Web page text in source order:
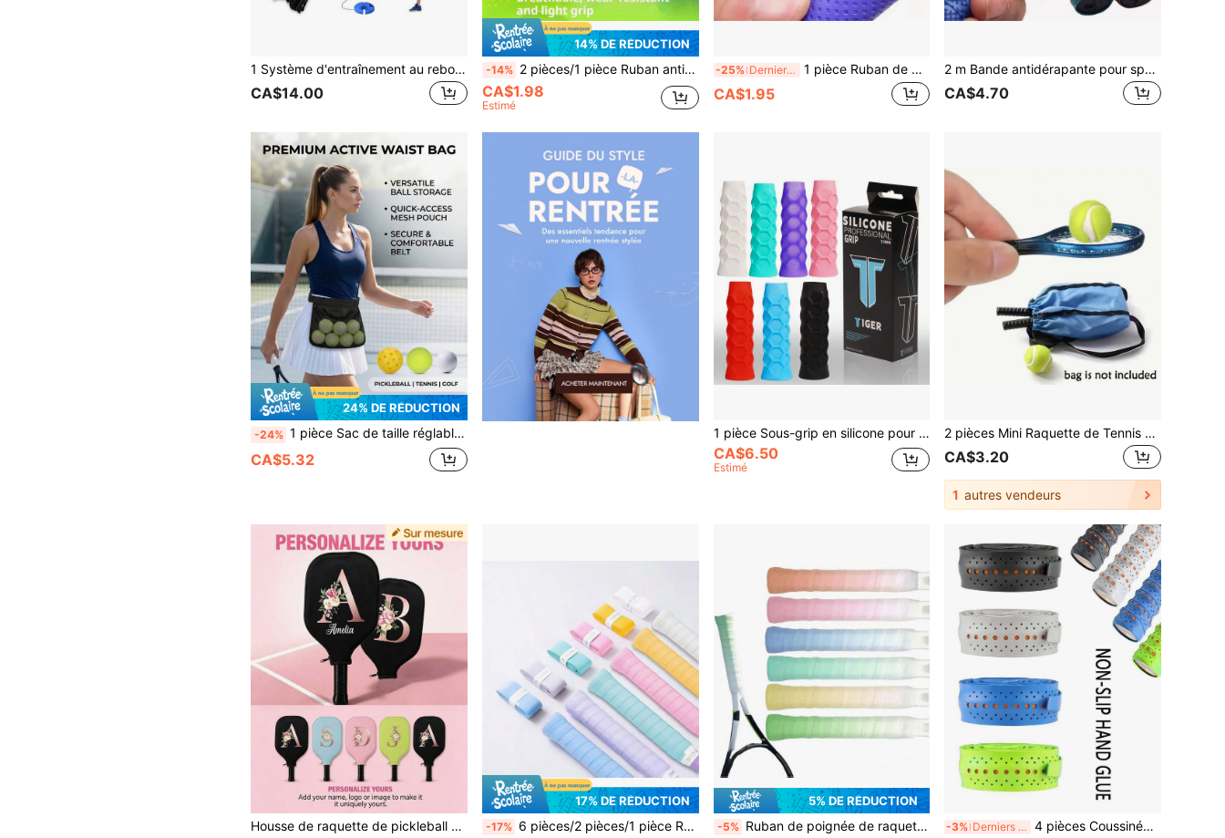
1 Système d'entraînement au rebond de tennis professionnel - Convient aux hommes et aux femmes - Matériau en PE - Idéal pour l'auto-pratique et l'entraînement des débutants - Contient un serveur et 1 balle de tennis
CA$14.00
14% DE RÉDUCTION
-14% 2 pièces/1 pièce Ruban antichoc pour poignée de raquette en os de dragon - Antidérapant amélioré, design gaufré pour l'absorption des chocs et la résistance à l'usure, matériau PU amélioré avec super absorbance et trous respirants, protecteur de poignée de raquette antidérapant professionnel convenant pour le tennis, le badminton et les cannes/flotteurs de pêche - Améliorez votre prise et votre contrôle sur le terrain, indispensable pour les vacances, l'été, les bracelets de sport, les rubans de poignée de badminton, les enveloppements de canne à pêche antidérapants, les poignées respirantes, les surgrips de raquette de tennis, les bandes pour les mains, l'équipement de course
CA$1.98
Estimé
-25% Derniers 3 jours 1 pièce Ruban de poignée de raquette en tissu PU antidérapant et absorbant la transpiration pour le tennis, le badminton, les cannes à pêche - enveloppement de poignée de rechange anti-dérapant universel avec une meilleure prise tactile et une absorption des chocs améliorée
CA$1.95
2 m Bande antidérapante pour sport, surgrip de tennis, bandeau absorbant, poignées de raquette de badminton, bande absorbante pour cannes à pêche
CA$4.70
24% DE RÉDUCTION
-24% 1 pièce Sac de taille réglable pour balles de tennis, pochette de taille pour pickleball/golf, sac de hanche multifonctionnel en maille, sac de transport d'accessoires de sport, sac de taille pouvant contenir 8-10 balles de tennis ou de pickleball. Tennis, golf, badminton.
CA$5.32
1 pièce Sous-grip en silicone pour raquette de padel, de beach tennis et de pickleball – Accessoires de grip améliorés, remplacement durable du grip, disponible en noir/bleu/blanc/rose/vert/rouge/violet
CA$6.50
Estimé
2 pièces Mini Raquette de Tennis - Accessoires sportifs réalistes, Collectionnables de sports non électriques pour maison de poupée, Convient pour le jeu, l'exposition et les cadeaux, Passionnés de sports et cadeaux de fête, Accessoires de maison de poupée, Accessoires de tennis, Ensemble d'équipement sportif, Décoration miniature DIY, Convient pour les accessoires de bureau, Décoration de bureau mignonne, Faveurs de fête, Cadeaux pour lui, Cadeaux personnalisés, Cadeaux de collection, Cadeaux de Nouvel An, Cadeaux de fête, Mobilier miniature
CA$3.20
1 autres vendeurs
Housse de raquette de pickleball personnalisée avec fermeture éclair, sac de rangement de raquette de pickleball avec impression d'initiale florale en feuille d'or, sac de rangement d'équipement de pickleball doux, léger et anti-poussière, convient pour les accessoires de sports de pickleball en intérieur et en extérieur
17% DE RÉDUCTION
-17% 6 pièces/2 pièces/1 pièce Ruban de poignée de raquette de badminton antidérapant et absorbant la transpiration - pré-découpé et ajustable, design unique de couleur macaron facile à appliquer, universel pour de multiples raquettes - tennis/pickleball/cricket/golf/baseball/badminton/cannes à pêche - performance améliorée, ultra-fin et ultra-doux, enveloppe de poignée de raquette de badminton | haute adhérence et absorbant la transpiration, plusieurs couleurs disponibles (noir/blanc/rose/bleu/violet/cyan/rouge/jaune/vert/orange/bleu foncé etc.)
5% DE RÉDUCTION
-5% Ruban de poignée de raquette de tennis, anti-dérapant, absorbant la transpiration, facile à utiliser, améliore le contrôle et la durabilité, convient aux débutants et aux joueurs professionnels -3% Derniers 2 jours 4 pièces Coussinées Grip de raquette de tennis, squash, badminton antidérapant, absorbant, doux, respirant avec une prise extérieure adhésive